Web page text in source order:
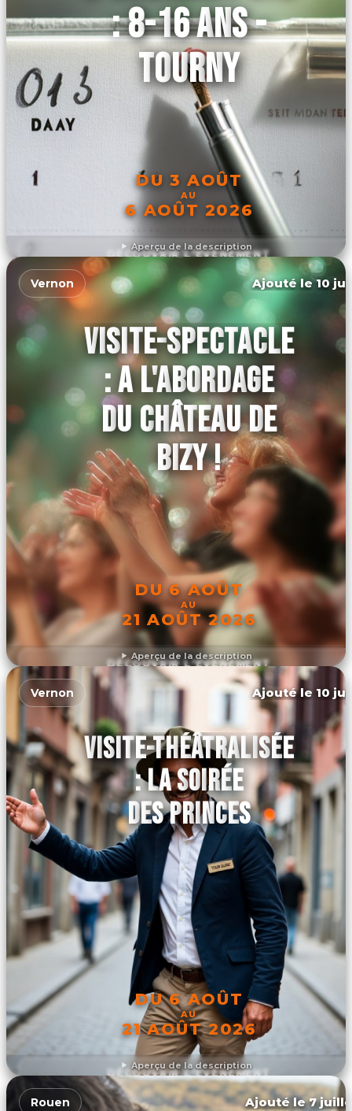
Aperçu de la description
: 8-16 ANS -
TOURNY
DU 3 AOÛT
AU
6 AOÛT 2026
DÉCOUVRIR L'ÉVÉNEMENT
Aperçu de la description
Vernon Ajouté le 10
VISITE-SPECTACLE
: A L'ABORDAGE
DU CHÂTEAU DE
BIZY !
DU 6 AOÛT
AU
21 AOÛT 2026
DÉCOUVRIR L'ÉVÉNEMENT
Aperçu de la description
Vernon Ajouté le 10
VISITE-THÉÂTRALISÉE
: LA SOIRÉE
DES PRINCES
DU 6 AOÛT
AU
21 AOÛT 2026
DÉCOUVRIR L'ÉVÉNEMENT
Rouen Ajouté le 7